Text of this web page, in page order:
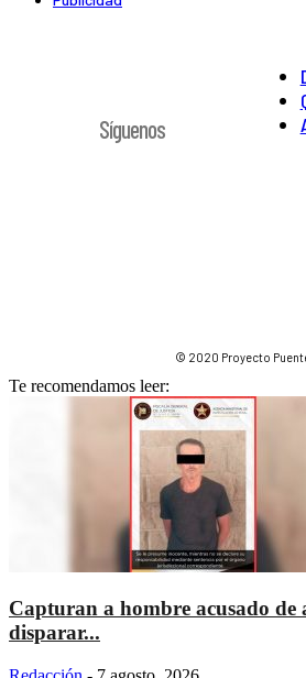
Síguenos
© 2020 Proyecto
Te recomendamos leer:
Capturan a hombre acusado de
disparar...